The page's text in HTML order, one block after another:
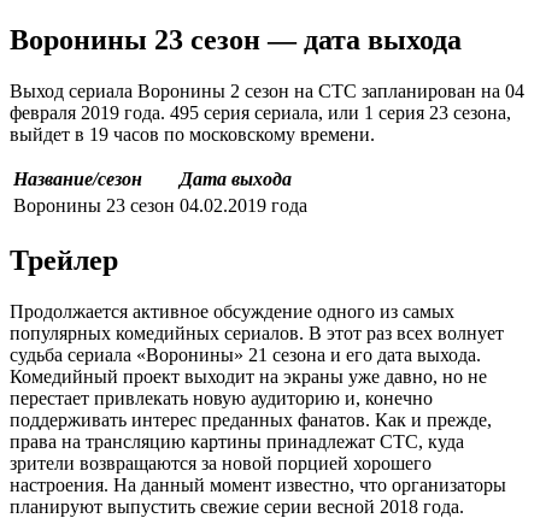
Воронины 23 сезон — дата выхода
Выход сериала Воронины 2 сезон на СТС запланирован на 04
февраля 2019 года. 495 серия сериала, или 1 серия 23 сезона,
выйдет в 19 часов по московскому времени.
Название/сезон
Дата выхода
Воронины 23 сезон 04.02.2019 года
Трейлер
Продолжается активное обсуждение одного из самых
популярных комедийных сериалов. В этот раз всех волнует
судьба сериала «Воронины» 21 сезона и его дата выхода.
Комедийный проект выходит на экраны уже давно, но не
перестает привлекать новую аудиторию и, конечно
поддерживать интерес преданных фанатов. Как и прежде,
права на трансляцию картины принадлежат СТС, куда
зрители возвращаются за новой порцией хорошего
настроения. На данный момент известно, что организаторы
планируют выпустить свежие серии весной 2018 года.